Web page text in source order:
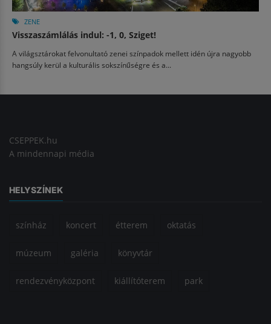
ZENE
Visszaszámlálás indul: -1, 0, Sziget!
A világsztárokat felvonultató zenei színpadok mellett idén újra nagyobb
hangsúly kerül a kulturális sokszínűségre és a...
CSEPPEK.hu
A mindennapi média
HELYSZÍNEK
színház koncert étterem oktatás
múzeum galéria könyvtár
rendezvényközpont kiállítóterem park